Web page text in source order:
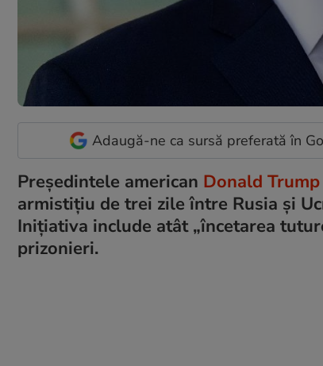
Adaugă-ne ca sursă preferată în
Președintele american Donald Trump
armistițiu de trei zile între Rusia și
Inițiativa include atât „încetarea
prizonieri.